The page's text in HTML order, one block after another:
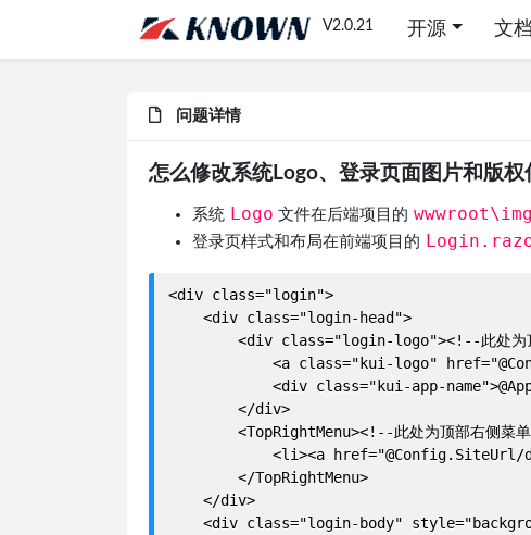
V2.0.21 开源 文档
问题详情
怎么修改系统Logo、登录页面图片和版权
系统 Logo 文件在后端项目的 wwwroot\img
登录页样式和布局在前端项目的
<div class="login">
    <div class="login-head">
<div class="login-logo"><!--此处为
<a class="kui-logo"
<div class="kui-app-
        </div>
<TopRightMenu><!--此处为顶部右侧菜
<li><a
        </TopRightMenu>
    </div>
<div class="login-body"